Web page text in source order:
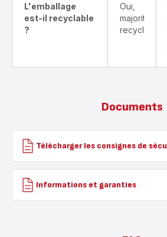
L'emballage
est-il recyclable
?
Oui,
recyclable
Documents
Télécharger les consignes de
Informations et garanties